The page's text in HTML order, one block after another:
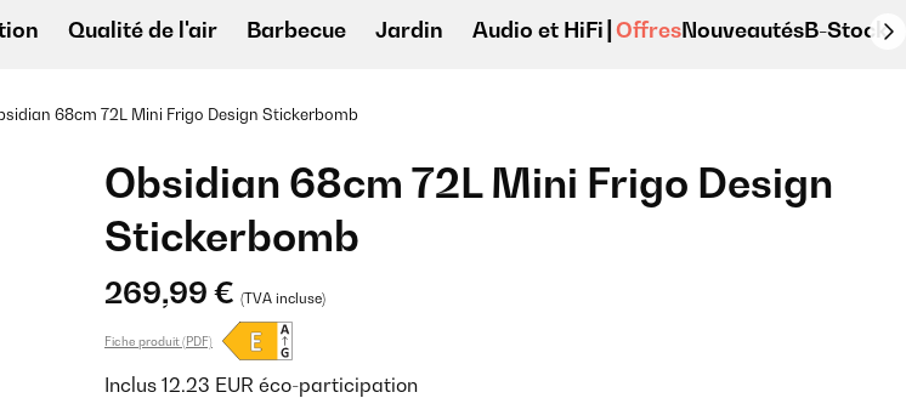
Qualité de l'air Barbecue Jardin Audio et HiFi OffresNouveautésB-Stock
68cm 72L Mini Frigo Design Stickerbomb
Obsidian 68cm 72L Mini Frigo Design
Stickerbomb
269,99 € (TVA incluse)
Fiche produit (PDF)
Inclus 12.23 EUR éco-participation